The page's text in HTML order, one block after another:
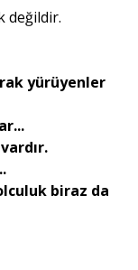
değildir.
yürüyenler
biraz da